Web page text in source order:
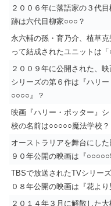
２００６年に落語家の３代
跡は六代目柳家○○○？
永六輔の孫・育乃介、植草
って結成されたユニットは
２００９年に公開された、映
シリーズの第６作は『ハリ
○○○○』？
映画『ハリー・ポッター』
校の名前は○○○○○魔法学校？
オーストラリアを舞台にし
９０年公開の映画は『○○○○○
TBSで放送されたTVシリー
０８年公開の映画は『花より
２０１４年３月に解散した